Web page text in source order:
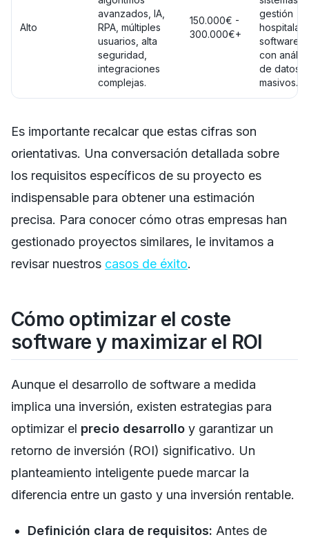
Alto
avanzados, IA,
RPA, múltiples
usuarios, alta
seguridad,
integraciones
complejas.
150.000€ -
300.000€+
gestión
software
con
de datos
masivos.
Es importante recalcar que estas cifras son
orientativas. Una conversación detallada sobre
los requisitos específicos de su proyecto es
indispensable para obtener una estimación
precisa. Para conocer cómo otras empresas han
gestionado proyectos similares, le invitamos a
revisar nuestros casos de éxito.
Cómo optimizar el coste
software y maximizar el ROI
Aunque el desarrollo de software a medida
implica una inversión, existen estrategias para
optimizar el precio desarrollo y garantizar un
retorno de inversión (ROI) significativo. Un
planteamiento inteligente puede marcar la
diferencia entre un gasto y una inversión rentable.
Definición clara de requisitos: Antes de